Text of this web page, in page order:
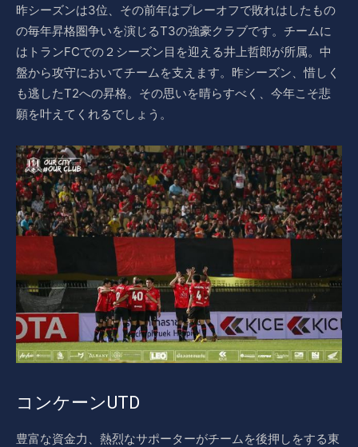
昨シーズンは3位、その前年はプレーオフで敗れはしたもの
の毎年昇格圏争いを演じるT3の強豪クラブです。チームに
はトランFCでの２シーズン目を迎える井上哲郎が所属。中
盤から攻守においてチームを支えます。昨シーズン、惜しく
も逃したT2への昇格。その思いを晴らすべく、今年こそ悲
願を叶えてくれるでしょう。
コンケーンUTD
豊富な資金力、熱烈なサポーターがチームを後押しをする東